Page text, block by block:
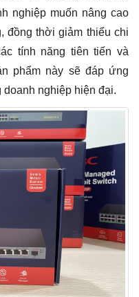
nghiệp muốn nâng cao
đồng thời giảm thiểu chi
tính năng tiên tiến và
phẩm này sẽ đáp ứng
nghiệp hiện đại.